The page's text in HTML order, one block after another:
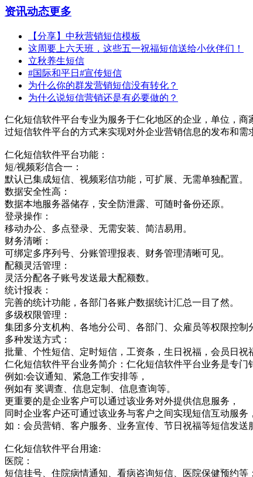
资讯动态更多
【分享】中秋营销短信模板
这周要上六天班，这些五一祝福短信送给小伙伴们！
立秋养生短信
#国际和平日#宣传短信
为什么你的群发营销短信没有转化？
为什么说短信营销还是有必要做的？
仁化短信软件平台专业为服务于仁化地区的企业，单位，
过短信软件平台的方式来实现对外企业营销信息的发布和需
仁化短信软件平台功能：
短/视频彩信合一：
默认已集成短信、视频彩信功能，可扩展、无需单独配置。
数据安全性高：
数据本地服务器储存，安全防泄露、可随时备份还原。
登录操作：
移动办公、多点登录、无需安装、简洁易用。
财务清晰：
可绑定多序列号、分账管理报表、财务管理清晰可见。
配额灵活管理：
灵活分配各子账号发送最大配额数。
统计报表：
完善的统计功能，各部门各账户数据统计汇总一目了然。
多级权限管理：
集团多分支机构、各地分公司、各部门、众雇员等权限控制
多种发送方式：
批量、个性短信、定时短信，工资条，生日祝福，会员日祝
仁化短信软件平台业务简介：仁化短信软件平台业务是专
例如:会议通知、紧急工作安排等，
例如有 奖调查、信息定制、信息查询等。
更重要的是企业客户可以通过该业务对外提供信息服务，
同时企业客户还可通过该业务与客户之间实现短信互动服务，
如：会员营销、客户服务、业务宣传、节日祝福等短信发送
仁化短信软件平台用途:
医院：
短信挂号、住院病情通知、看病咨询短信、医院保健预约等；